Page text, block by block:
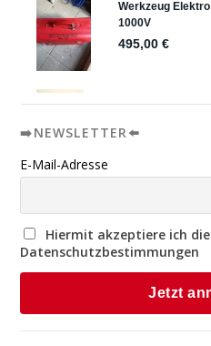
➡️NEWSLETTER⬅️
E-Mail-Adresse
Hiermit akzeptiere ich die
Datenschutzbestimmungen